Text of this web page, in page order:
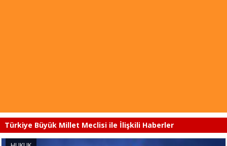
Türkiye Büyük Millet Meclisi ile İlişkili Haberler